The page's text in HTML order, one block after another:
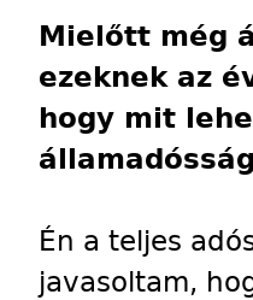
Mielőtt még
ezeknek az
hogy mit
Én a teljes
javasoltam,